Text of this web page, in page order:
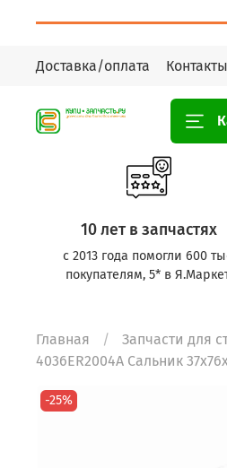
Доставка/оплата
10 лет в запчастях
с 2013 года помогли 600
покупателям, 5* в
Главная Запчасти для
4036ER2004A Сальник
-25%